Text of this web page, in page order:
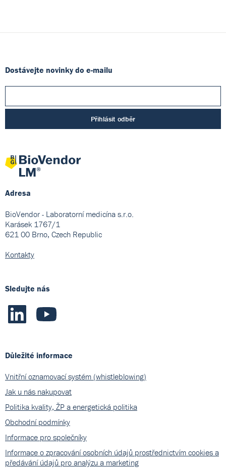
Dostávejte novinky do e-mailu
Přihlásit odběr
Adresa
BioVendor - Laboratorní medicína s.r.o.
Karásek 1767/1
621 00 Brno, Czech Republic
Kontakty
Sledujte nás
Důležité informace
Vnitřní oznamovací systém (whistleblowing)
Jak u nás nakupovat
Politika kvality, ŽP a energetická politika
Obchodní podmínky
Informace pro společníky
Informace o zpracování osobních údajů prostřednictvím cookies a
předávání údajů pro analýzu a marketing